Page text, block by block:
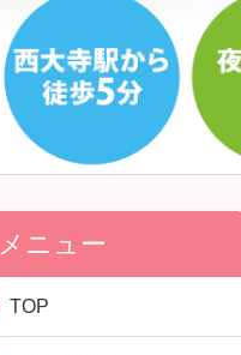
メニュー
TOP